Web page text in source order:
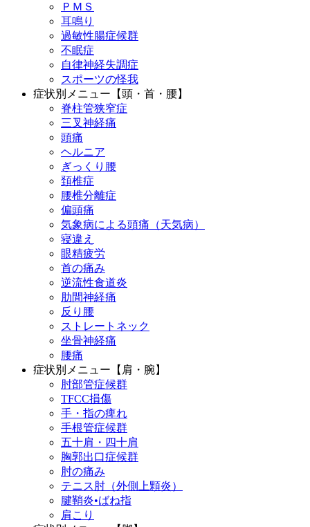
ＰＭＳ
耳鳴り
過敏性腸症候群
不眠症
自律神経失調症
スポーツの怪我
症状別メニュー【頭・首・腰】
脊柱管狭窄症
三叉神経痛
頭痛
ヘルニア
ぎっくり腰
頚椎症
腰椎分離症
偏頭痛
気象病による頭痛（天気病）
寝違え
眼精疲労
首の痛み
逆流性食道炎
肋間神経痛
反り腰
ストレートネック
坐骨神経痛
腰痛
症状別メニュー【肩・腕】
肘部管症候群
TFCC損傷
手・指の痺れ
手根管症候群
五十肩・四十肩
胸郭出口症候群
肘の痛み
テニス肘（外側上顆炎）
腱鞘炎•ばね指
肩こり